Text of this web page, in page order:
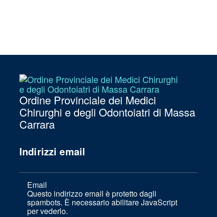
Ordine Provinciale dei Medici
Chirurghi e degli Odontoiatri di Massa
Carrara
Indirizzi email
Email
Questo indirizzo email è protetto dagli
spambots. È necessario abilitare JavaScript
per vederlo.